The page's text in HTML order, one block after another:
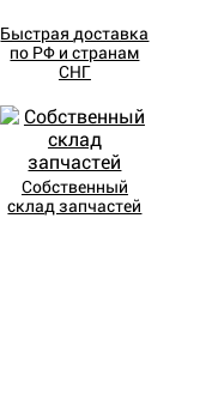
Быстрая доставка
по РФ и странам
СНГ
Собственный
склад запчастей